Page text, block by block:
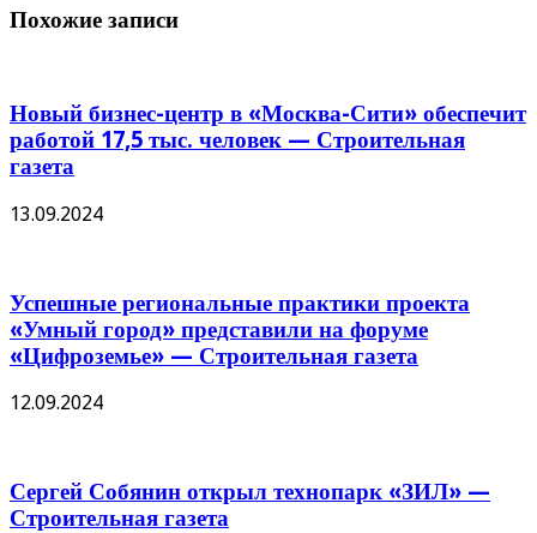
Похожие записи
Новый бизнес-центр в «Москва-Сити» обеспечит
работой 17,5 тыс. человек — Строительная
газета
13.09.2024
Успешные региональные практики проекта
«Умный город» представили на форуме
«Цифроземье» — Строительная газета
12.09.2024
Сергей Собянин открыл технопарк «ЗИЛ» —
Строительная газета